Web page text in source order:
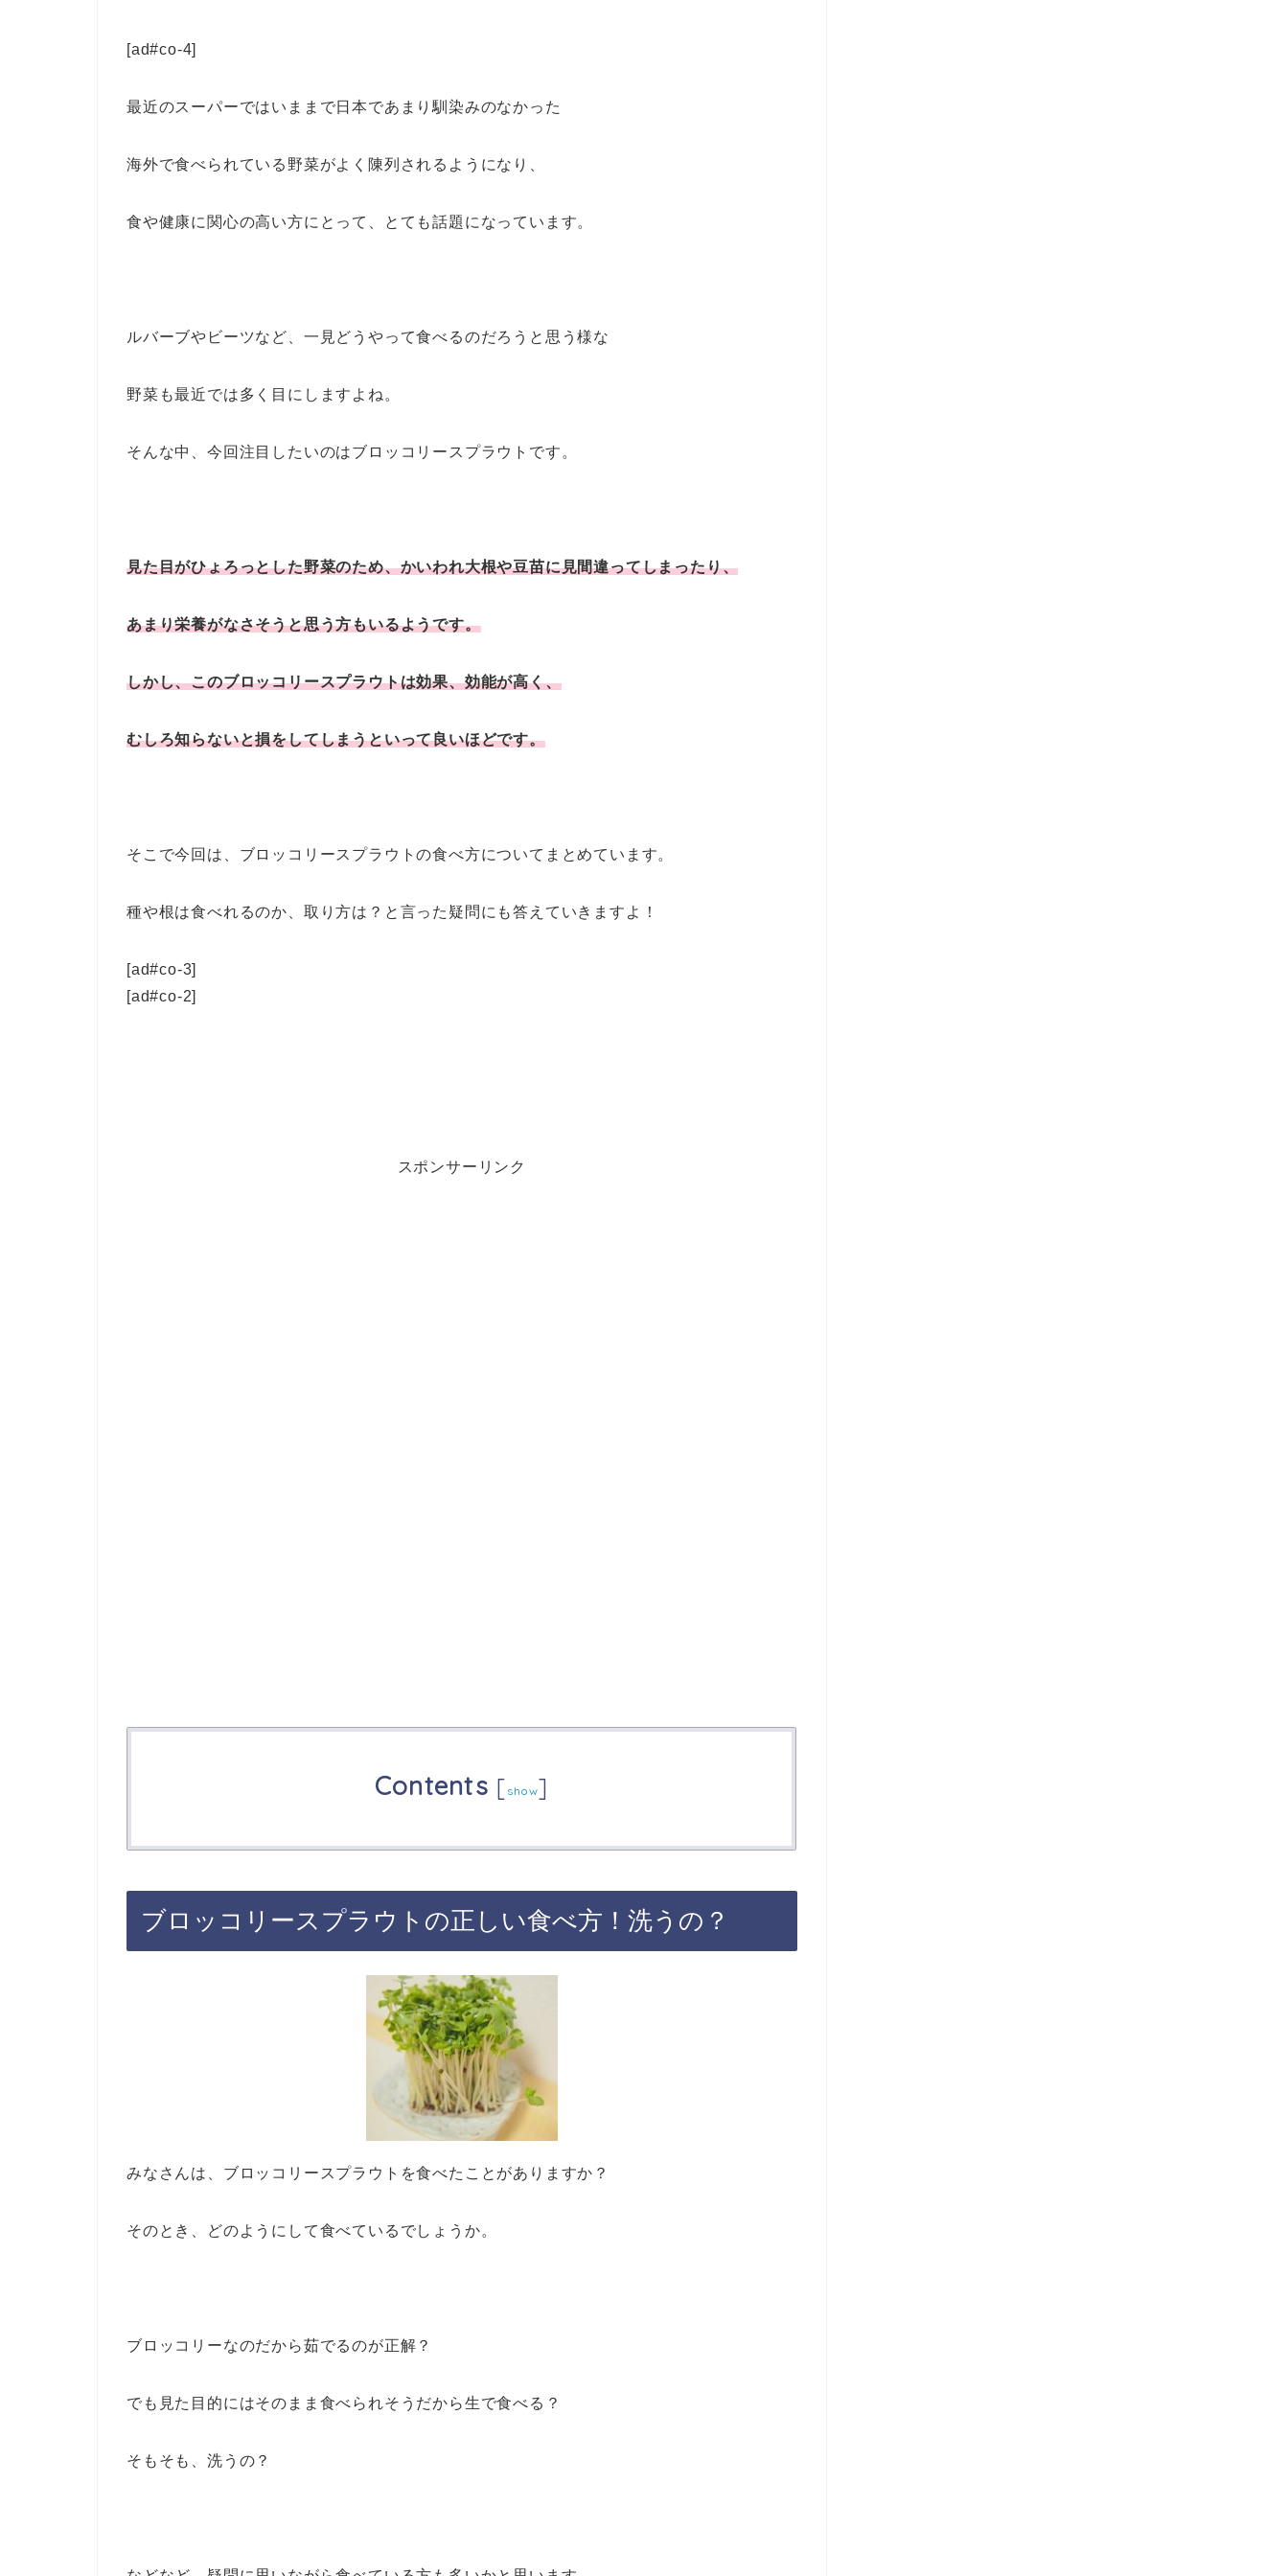
[ad#co-4]
最近のスーパーではいままで日本であまり馴染みのなかった
海外で食べられている野菜がよく陳列されるようになり、
食や健康に関心の高い方にとって、とても話題になっています。
ルバーブやビーツなど、一見どうやって食べるのだろうと思う様な
野菜も最近では多く目にしますよね。
そんな中、今回注目したいのはブロッコリースプラウトです。
見た目がひょろっとした野菜のため、かいわれ大根や豆苗に見間違ってしまったり、
あまり栄養がなさそうと思う方もいるようです。
しかし、このブロッコリースプラウトは効果、効能が高く、
むしろ知らないと損をしてしまうといって良いほどです。
そこで今回は、ブロッコリースプラウトの食べ方についてまとめています。
種や根は食べれるのか、取り方は？と言った疑問にも答えていきますよ！
[ad#co-3]
[ad#co-2]
スポンサーリンク
Contents [ show]
ブロッコリースプラウトの正しい食べ方！洗うの？
みなさんは、ブロッコリースプラウトを食べたことがありますか？
そのとき、どのようにして食べているでしょうか。
ブロッコリーなのだから茹でるのが正解？
でも見た目的にはそのまま食べられそうだから生で食べる？
そもそも、洗うの？